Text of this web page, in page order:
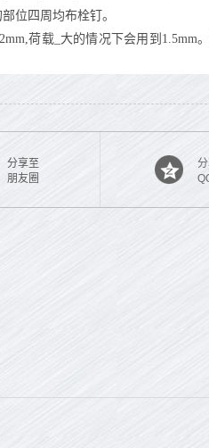
位四周均布栓钉。
荷载_大的情况下会用到
分享至
朋友圈